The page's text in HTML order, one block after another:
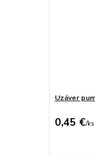
Uzáver
0,45 €/ks